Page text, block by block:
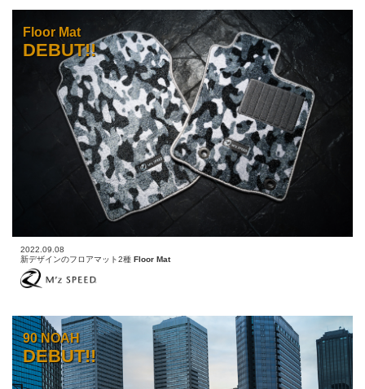
Floor Mat
DEBUT!!
2022.09.08
新デザインのフロアマット2種 Floor Mat
90 NOAH
DEBUT!!